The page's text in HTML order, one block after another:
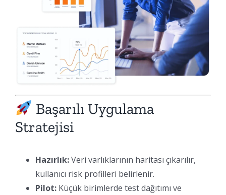
Başarılı Uygulama
Stratejisi
Hazırlık:Veri varlıklarının haritası çıkarılır,
kullanıcı risk profilleri belirlenir.
Pilot: Küçük birimlerde test dağıtımı ve